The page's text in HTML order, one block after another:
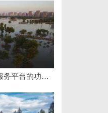
深度解析国信招投标公共服务平台的功能与优势